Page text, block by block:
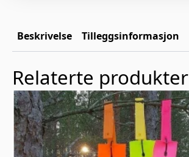
Beskrivelse Tilleggsinformasjon
Relaterte produkter